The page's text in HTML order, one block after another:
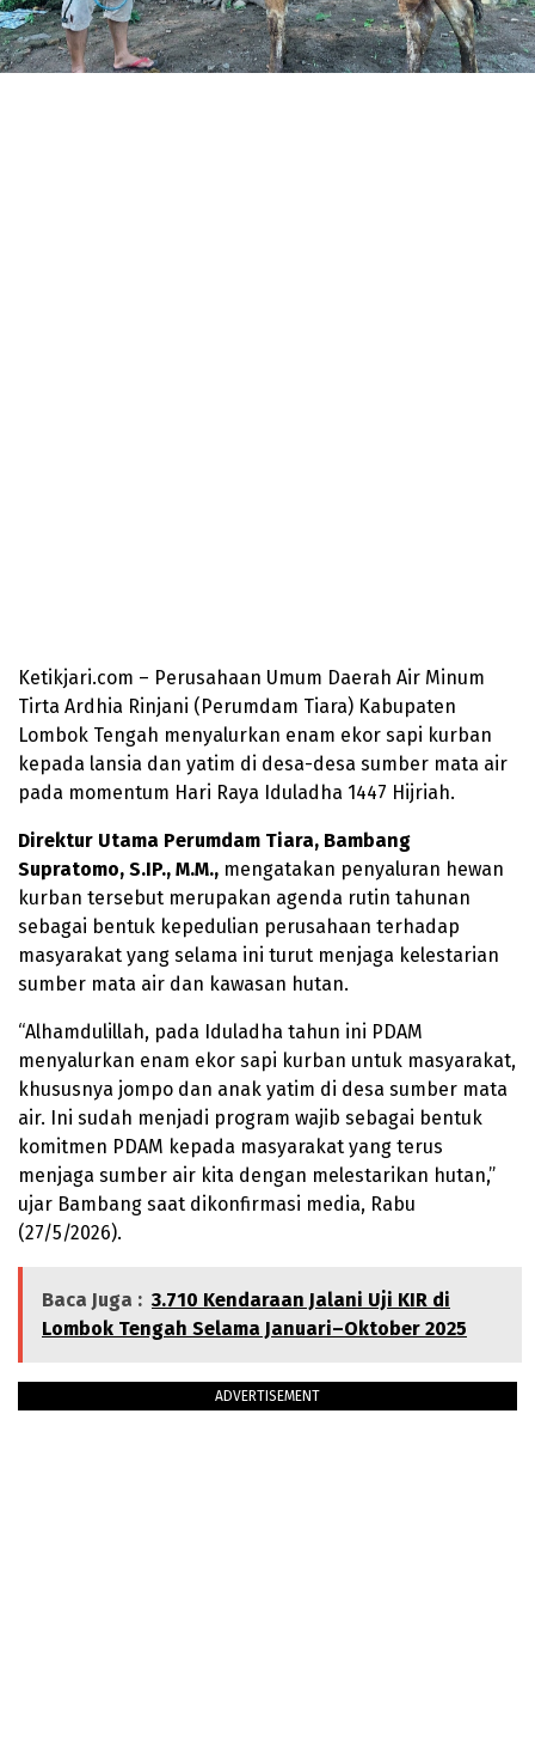
Ketikjari.com – Perusahaan Umum Daerah Air Minum
Tirta Ardhia Rinjani (Perumdam Tiara) Kabupaten
Lombok Tengah menyalurkan enam ekor sapi kurban
kepada lansia dan yatim di desa-desa sumber mata air
pada momentum Hari Raya Iduladha 1447 Hijriah.
Direktur Utama Perumdam Tiara, Bambang
Supratomo, S.IP., M.M., mengatakan penyaluran hewan
kurban tersebut merupakan agenda rutin tahunan
sebagai bentuk kepedulian perusahaan terhadap
masyarakat yang selama ini turut menjaga kelestarian
sumber mata air dan kawasan hutan.
“Alhamdulillah, pada Iduladha tahun ini PDAM
menyalurkan enam ekor sapi kurban untuk masyarakat,
khususnya jompo dan anak yatim di desa sumber mata
air. Ini sudah menjadi program wajib sebagai bentuk
komitmen PDAM kepada masyarakat yang terus
menjaga sumber air kita dengan melestarikan hutan,”
ujar Bambang saat dikonfirmasi media, Rabu
(27/5/2026).
Baca Juga : 3.710 Kendaraan Jalani Uji KIR di
Lombok Tengah Selama Januari–Oktober 2025
ADVERTISEMENT